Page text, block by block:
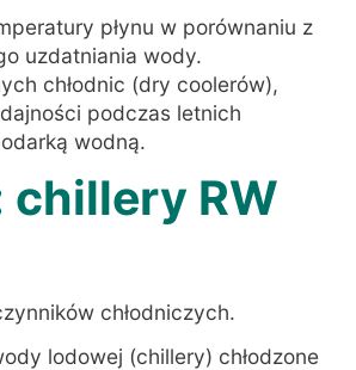
płynu w porównaniu z
uzdatniania wody.
chłodnic (dry coolerów),
podczas letnich
wodną.
chillery RW
chłodniczych.
lodowej (chillery) chłodzone